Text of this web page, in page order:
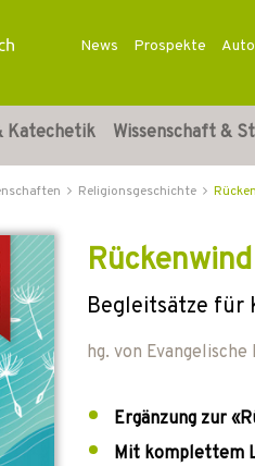
News Prospekte
Katechetik Wissenschaft &
Religionsgeschichte
Rückenwind
Begleitsätze für
hg. von Evangelische
Ergänzung zur
Mit komplettem